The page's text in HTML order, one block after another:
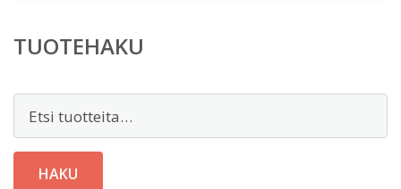
TUOTEHAKU
HAKU